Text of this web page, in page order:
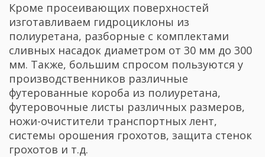
Кроме просеивающих поверхностей
изготавливаем гидроциклоны из
полиуретана, разборные с комплектами
сливных насадок диаметром от 30 мм до 300
мм. Также, большим спросом пользуются у
производственников различные
футерованные короба из полиуретана,
футеровочные листы различных размеров,
ножи-очистители транспортных лент,
системы орошения грохотов, защита стенок
грохотов и т.д.